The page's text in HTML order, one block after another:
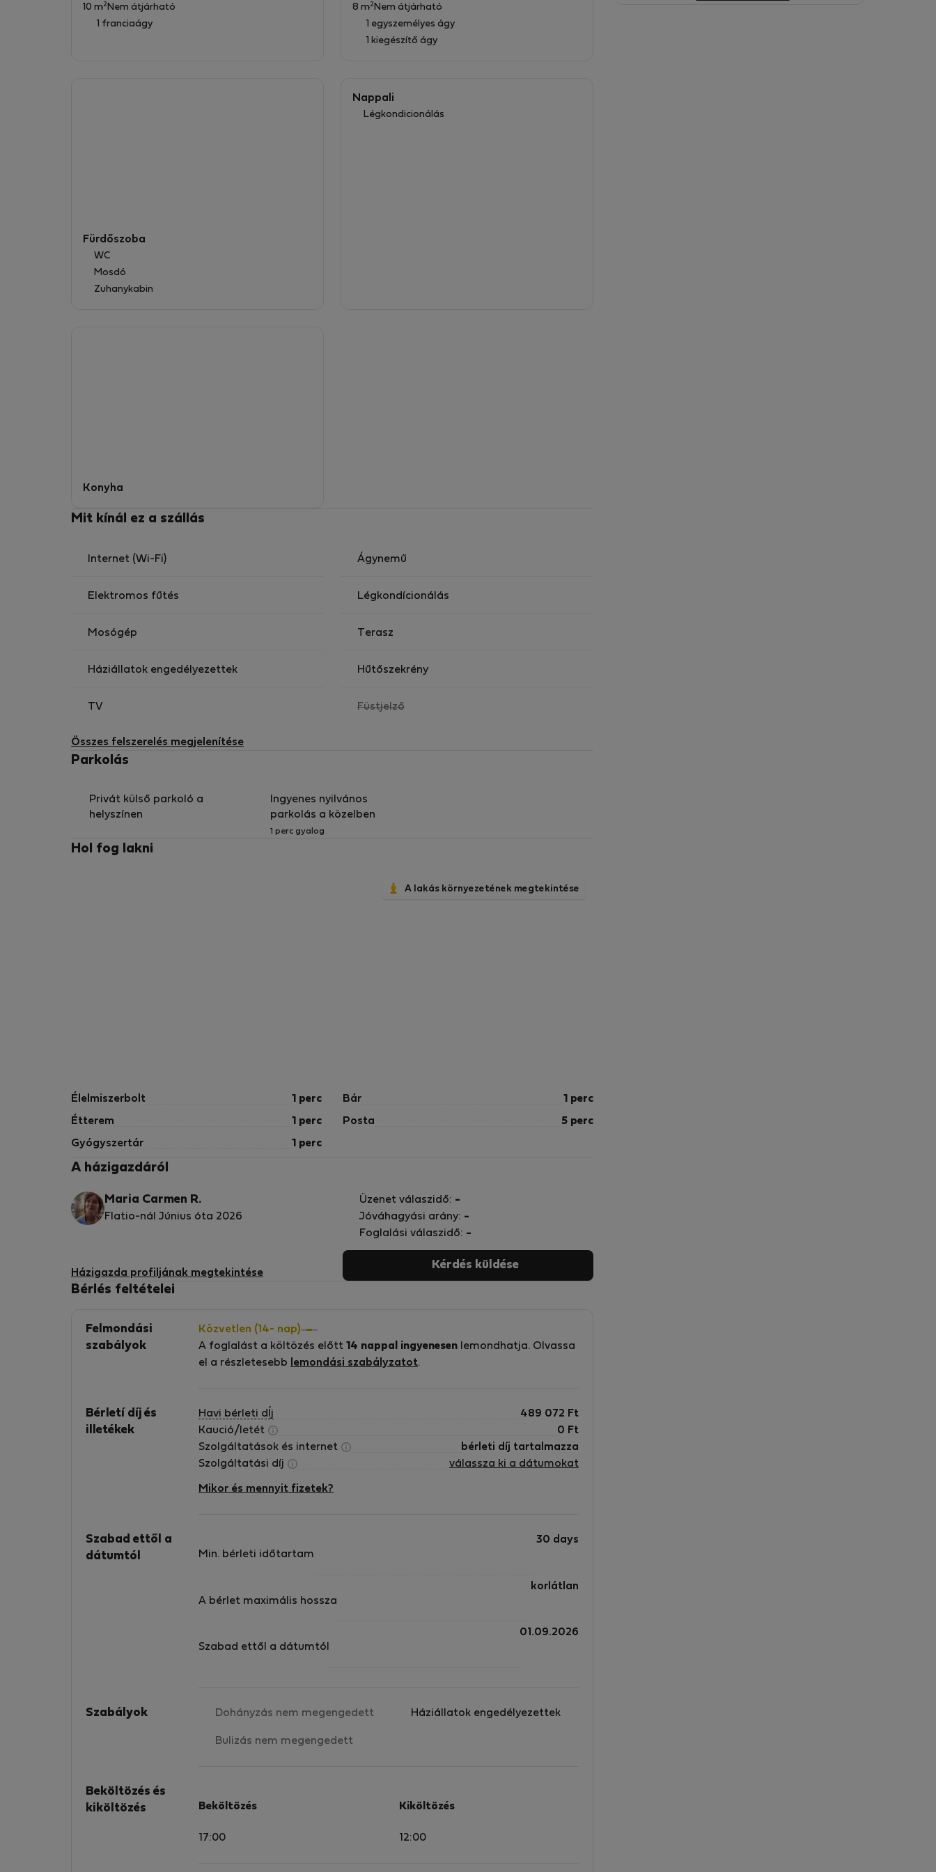
Tökéletes hely La Vera nyugalmának és szépségének élvezéséhez. Foglaljon most, és élvezze ezt az
10 m2 Nem átjárható
1 franciaágy
8 m2 Nem átjárható
1 egyszemélyes ágy
1 kiegészítő ágy
Fürdőszoba
WC
Mosdó
Zuhanykabin
Nappali
Légkondicionálás
Konyha
Mit kínál ez a szállás
Internet (Wi-Fi) Ágynemű
Elektromos fűtés Légkondícionálás
Mosógép Terasz
Háziállatok engedélyezettek Hűtőszekrény
TV Füstjelző,
Összes felszerelés megjelenítése
Parkolás
Privát külső parkoló a
helyszínen
Ingyenes nyilvános
parkolás a közelben
1 perc gyalog
Hol fog lakni
A lakás környezetének megtekintése
Élelmiszerbolt 1 perc Bár 1 perc
Étterem 1 perc Posta 5 perc
Gyógyszertár 1 perc
A házigazdáról
Maria Carmen R.
Flatio-nál Június óta 2026
Házigazda profiljának megtekintése
Üzenet válaszidő: -
Jóváhagyási arány: -
Foglalási válaszidő: -
Kérdés küldése
Bérlés feltételei
Felmondási
szabályok
Közvetlen (14- nap)
A foglalást a költözés előtt 14 nappal ingyenesen lemondhatja. Olvassa
el a részletesebb
lemondási szabályzatot.
Bérletí díj és
illetékek
Havi bérleti dÍj 489 072 Ft
Kaució/letét
0 Ft
Szolgáltatások és internet
bérleti díj tartalmazza
Szolgáltatási díj
válassza ki a dátumokat
Mikor és mennyit fizetek?
Szabad ettől a
dátumtól
Min. bérleti időtartam
30 days
A bérlet maximális hossza
korlátlan
Szabad ettől a dátumtól
01.09.2026
Szabályok Dohányzás nem megengedett Háziállatok engedélyezettek
Bulizás nem megengedett
Beköltözés és
kiköltözés
Beköltözés
17:00
Kiköltözés
12:00